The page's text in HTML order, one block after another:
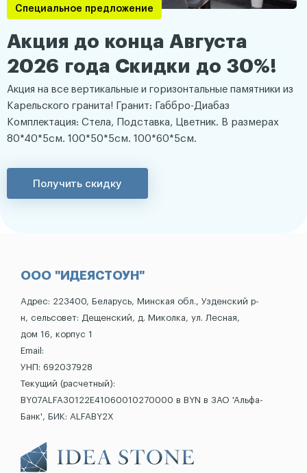
Специальное предложение
Акция до конца Августа
2026 года Скидки до 30%!
Акция на все вертикальные и горизонтальные памятники из
Карельского гранита! Гранит: Габбро-Диабаз
Комплектация: Стела, Подставка, Цветник. В размерах
80*40*5см. 100*50*5см. 100*60*5см.
Получить скидку
ООО "ИДЕЯСТОУН"
Адрес: 223400, Беларусь, Минская обл., Узденский р-
н, сельсовет: Дещенский, д. Миколка, ул. Лесная,
дом 16, корпус 1
Email:
УНП: 692037928
Текущий (расчетный):
BY07ALFA30122E41060010270000 в BYN в ЗАО 'Альфа-
Банк', БИК: ALFABY2X